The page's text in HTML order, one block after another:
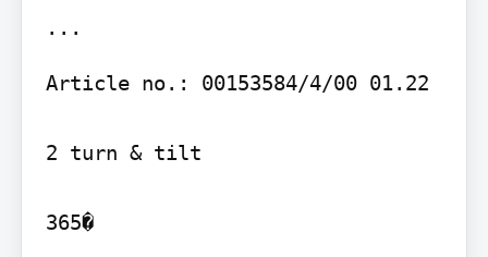
Article no.: 00153584/4/00 01.22
2 turn & tilt
365�